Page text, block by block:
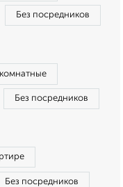
Без посредников
Без посредников
Без посредников